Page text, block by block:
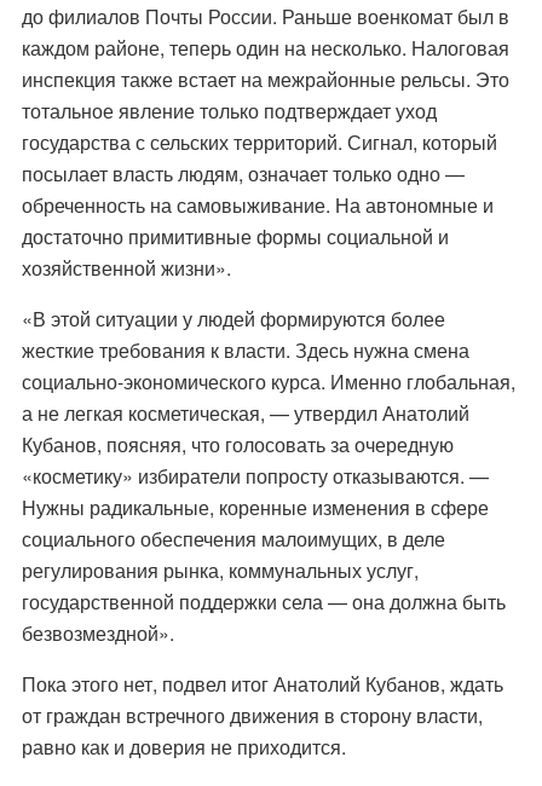
до филиалов Почты России. Раньше военкомат был в
каждом районе, теперь один на несколько. Налоговая
инспекция также встает на межрайонные рельсы. Это
тотальное явление только подтверждает уход
государства с сельских территорий. Сигнал, который
посылает власть людям, означает только одно —
обреченность на самовыживание. На автономные и
достаточно примитивные формы социальной и
хозяйственной жизни».
«В этой ситуации у людей формируются более
жесткие требования к власти. Здесь нужна смена
социально-экономического курса. Именно глобальная,
а не легкая косметическая, — утвердил Анатолий
Кубанов, поясняя, что голосовать за очередную
«косметику» избиратели попросту отказываются. —
Нужны радикальные, коренные изменения в сфере
социального обеспечения малоимущих, в деле
регулирования рынка, коммунальных услуг,
государственной поддержки села — она должна быть
безвозмездной».
Пока этого нет, подвел итог Анатолий Кубанов, ждать
от граждан встречного движения в сторону власти,
равно как и доверия не приходится.